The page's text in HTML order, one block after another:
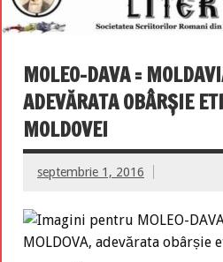
MOLEO-DAVA =
ADEVĂRATA OBÂRȘIE
MOLDOVEI
septembrie 1, 2016